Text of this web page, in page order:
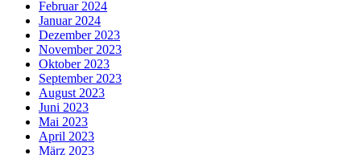
Februar 2024
Januar 2024
Dezember 2023
November 2023
Oktober 2023
September 2023
August 2023
Juni 2023
Mai 2023
April 2023
März 2023